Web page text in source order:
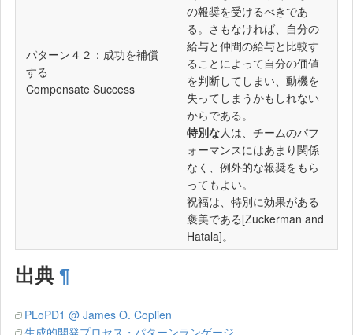
パターン４２：成功を補償
する
Compensate Success
の報奨を受けるべきであ
る。さもなければ、自分の
給与と仲間の給与と比較す
ることによって自分の価値
を判断してしまい、動機を
失ってしまうかもしれない
からである。
特別な人は、チームのパフ
ォーマンスにはあまり関係
なく、例外的な報奨をもら
ってもよい。
祝福は、特別に効果がある
褒美である[Zuckerman and
Hatala]。
出典 ¶
PLoPD1 @ James O. Coplien
生成的開発プロセス・パターンランゲージ